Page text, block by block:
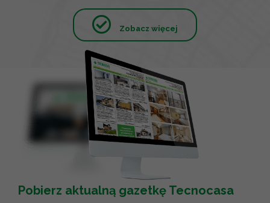
Zobacz więcej
Pobierz aktualną gazetkę Tecnocasa